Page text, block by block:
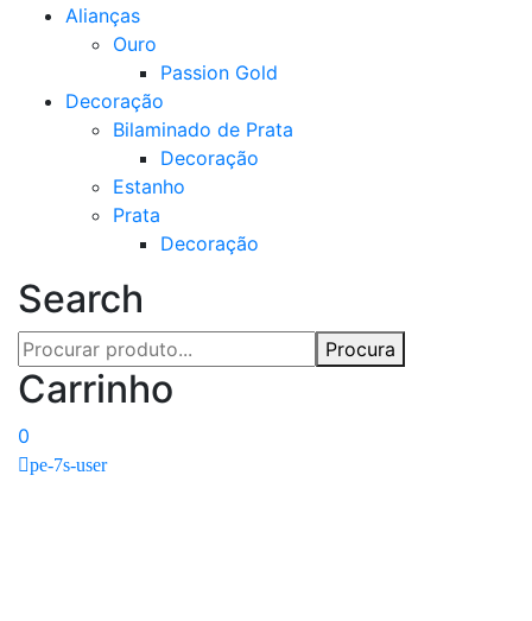
Alianças
Ouro
Passion Gold
Decoração
Bilaminado de Prata
Decoração
Estanho
Prata
Decoração
Search
Procura
Carrinho
0
pe-7s-user